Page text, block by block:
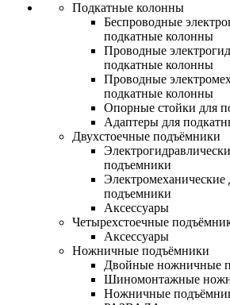
Подкатные колонны
Беспроводные
подкатные колонны
Проводные
подкатные колонны
Проводные
подкатные колонны
Опорные стойки для
Адаптеры для
Двухстоечные подъёмники
подъемники
Электромеханические
подъемники
Аксессуары
Четырехстоечные
Аксессуары
Ножничные подъёмники
Двойные ножничные
Шиномонтажные
Ножничные